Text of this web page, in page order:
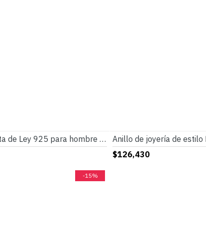
Anillo de Plata de Ley 925 para hombre con piedra de ojo de tigre azul Natural, joyería turca, anillo Punk de rayas simples para hombre, regalo de cumpleaños
$126,430
-15%